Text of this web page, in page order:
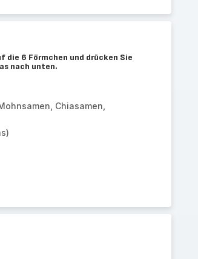
6 Förmchen und drücken Sie
nach unten.
Chiasamen,